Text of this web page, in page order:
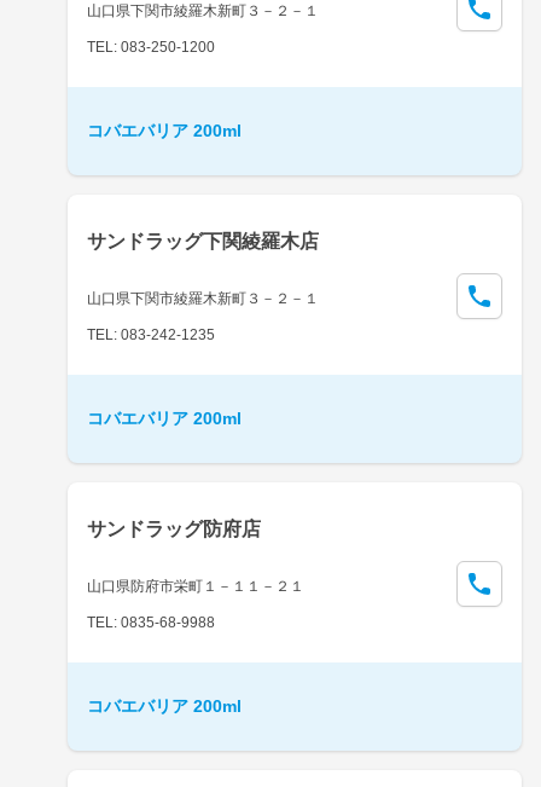
山口県下関市綾羅木新町３－２－１
TEL: 083-250-1200
コバエバリア 200ml
サンドラッグ下関綾羅木店
山口県下関市綾羅木新町３－２－１
TEL: 083-242-1235
コバエバリア 200ml
サンドラッグ防府店
山口県防府市栄町１－１１－２１
TEL: 0835-68-9988
コバエバリア 200ml